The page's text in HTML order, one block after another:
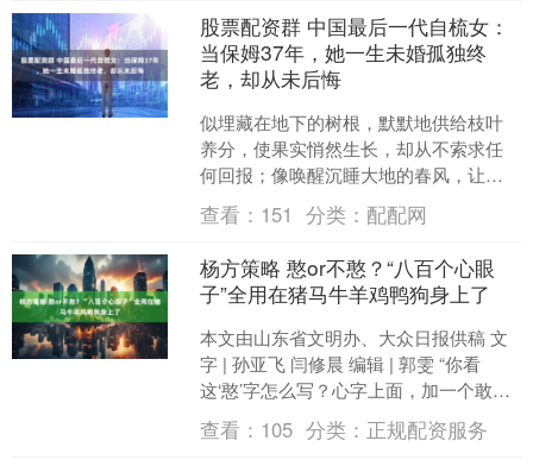
股票配资群 中国最后一代自梳女：
当保姆37年，她一生未婚孤独终
老，却从未后悔
似埋藏在地下的树根，默默地供给枝叶
养分，使果实悄然生长，却从不索求任
何回报；像唤醒沉睡大地的春风，让万
物复苏，却从不期待一声感谢；像辛勤
的父母，用无私的爱抚育子....
查看： 151 分类： 配配网
杨方策略 憨or不憨？“八百个心眼
子”全用在猪马牛羊鸡鸭狗身上了
本文由山东省文明办、大众日报供稿 文
字 | 孙亚飞 闫修晨 编辑 | 郭雯 “你看
这‘憨’字怎么写？心字上面，加一个敢
字。用心，敢干，这就是我理解的憨。
憨人干憨....
查看： 105 分类： 正规配资服务